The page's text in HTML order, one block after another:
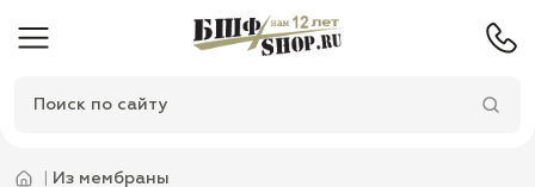
Из мембраны